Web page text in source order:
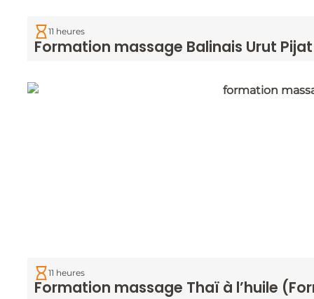
11 heures
Formation massage Balinais Urut
11 heures
Formation massage Thaï à l’huile